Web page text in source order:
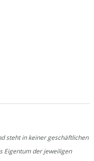
steht in keiner geschäftlichen
Eigentum der jeweiligen